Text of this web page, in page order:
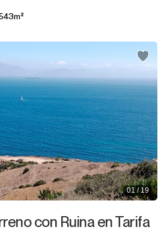
01 / 19
con Ruina en Tarifa